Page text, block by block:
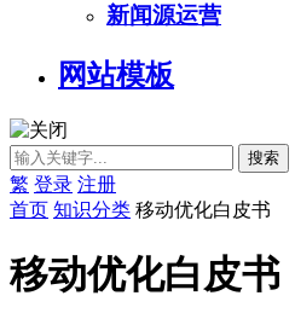
新闻源运营
网站模板
繁 登录 注册
首页 知识分类 移动优化白皮书
移动优化白皮书